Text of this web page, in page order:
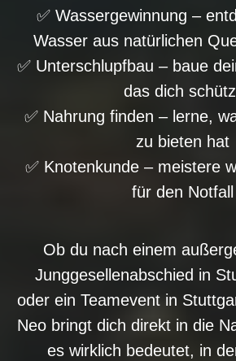
✅ Wassergewinnung –
Wasser aus natürlichen
✅ Unterschlupfbau – baue
das dich
✅ Nahrung finden – lerne,
zu bieten hat
✅ Knotenkunde – meistere
für den Notfall
Ob du nach einem
Junggesellenabschied in
oder ein Teamevent in
Neo bringt dich direkt in die
es wirklich bedeutet, in